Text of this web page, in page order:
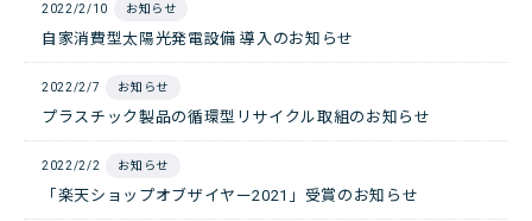
2022/2/10 お知らせ
自家消費型太陽光発電設備 導入のお知らせ
2022/2/7 お知らせ
プラスチック製品の循環型リサイクル取組のお知らせ
2022/2/2 お知らせ
「楽天ショップオブザイヤー2021」受賞のお知らせ